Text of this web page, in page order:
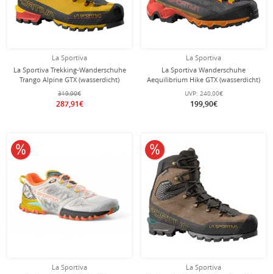
La Sportiva
La Sportiva Trekking-Wanderschuhe
Trango Alpine GTX (wasserdicht)
gelb/schwarz Herren
319,90€
287,91€
La Sportiva
La Sportiva Wanderschuhe
Aequilibrium Hike GTX (wasserdicht)
carbongrau/gelb Herren
UVP: 240,00€
199,90€
La Sportiva
10% reduziert
La Sportiva
10% reduziert